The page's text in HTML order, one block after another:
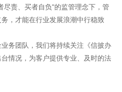
尽责、买者自负"的监管理念下，管
，才能在行业发展浪潮中行稳致
务团队，我们将持续关注《信披办
情况，为客户提供专业、及时的法